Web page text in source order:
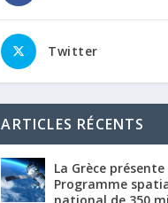
Twitter
ARTICLES RÉCENTS
La Grèce présente
Programme